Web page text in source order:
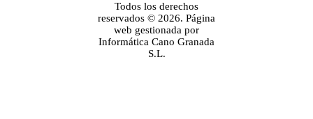
Todos los derechos
reservados © 2026. Página
web gestionada por
Informática Cano Granada
S.L.